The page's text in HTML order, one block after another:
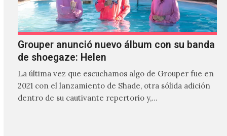
Grouper anunció nuevo álbum con su banda
de shoegaze: Helen
La última vez que escuchamos algo de Grouper fue en
2021 con el lanzamiento de Shade, otra sólida adición
dentro de su cautivante repertorio y,…